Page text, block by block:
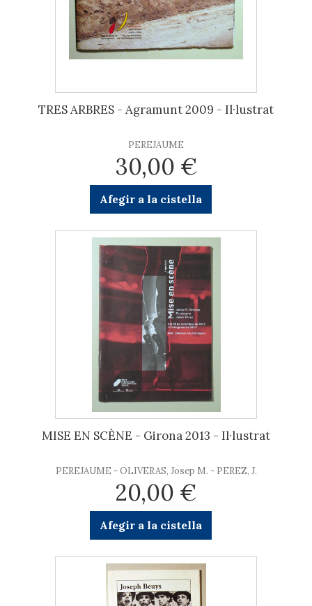
TRES ARBRES - Agramunt 2009 - Il·lustrat
PEREJAUME
30,00 €
Afegir a la cistella
MISE EN SCÈNE - Girona 2013 - Il·lustrat
PEREJAUME - OLIVERAS, Josep M. - PEREZ, J.
20,00 €
Afegir a la cistella